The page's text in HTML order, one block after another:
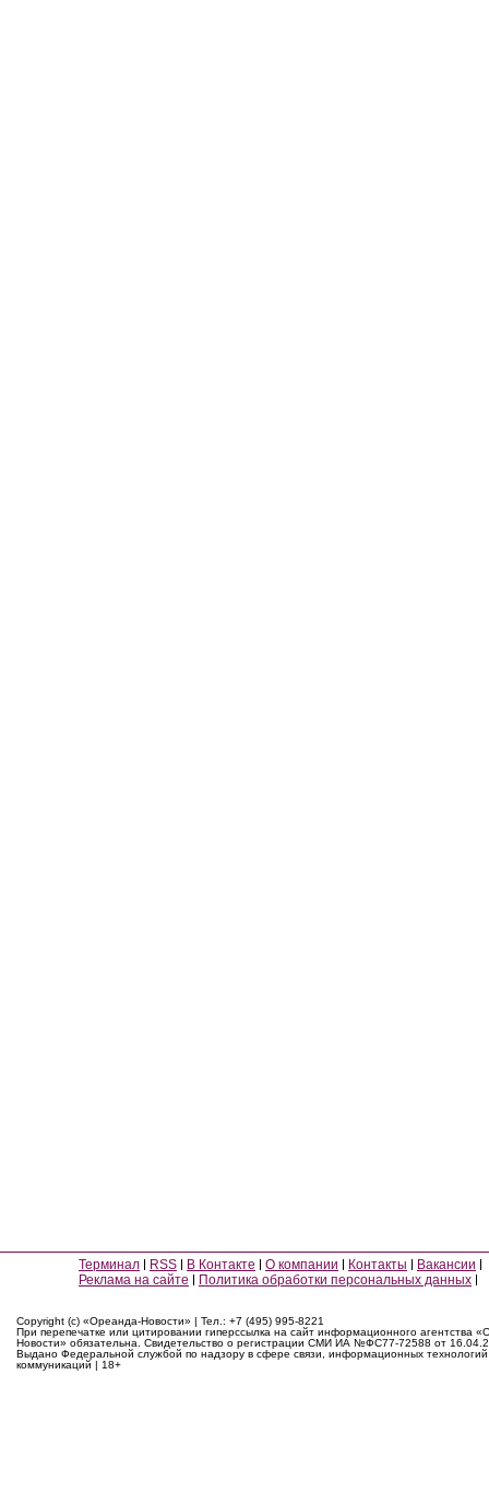
Терминал RSS В Контакте О компании Контакты
Вакансии
Реклама на сайте
Политика обработки персональных данных
Copyright (c) «Ореанда-Новости» | Тел.: +7 (495) 995-8221
При перепечатке или цитировании гиперссылка на сайт информационного агентства
Новости» обязательна. Свидетельство о регистрации СМИ ИА №ФС77-72588 от
Выдано Федеральной службой по надзору в сфере связи, информационных
коммуникаций | 18+